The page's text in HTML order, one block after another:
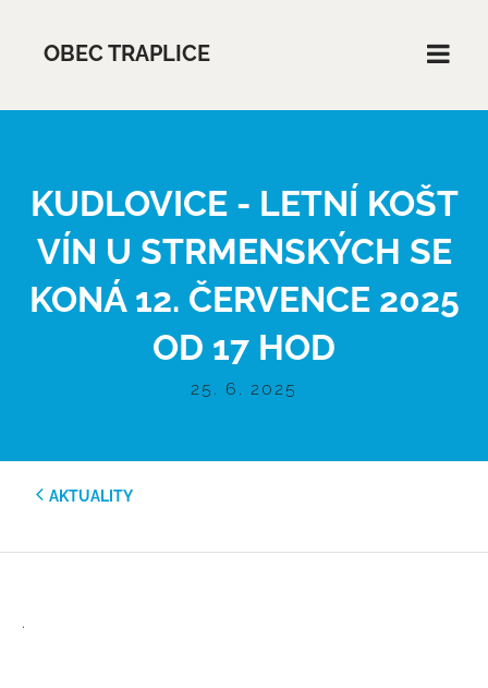
OBEC TRAPLICE
KUDLOVICE - LETNÍ KOŠT
VÍN U STRMENSKÝCH SE
KONÁ 12. ČERVENCE 2025
OD 17 HOD
25. 6. 2025
AKTUALITY
.